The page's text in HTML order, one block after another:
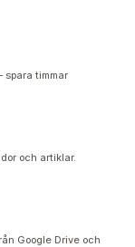
spara timmar
och artiklar.
Google Drive och